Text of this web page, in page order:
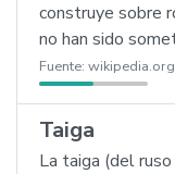
construye sobre
no han sido
Fuente: wikipedia.org
Taiga
La taiga (del